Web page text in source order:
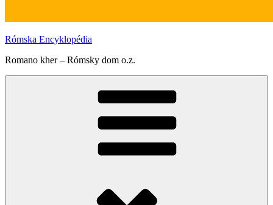
Rómska Encyklopédia
Romano kher – Rómsky dom o.z.